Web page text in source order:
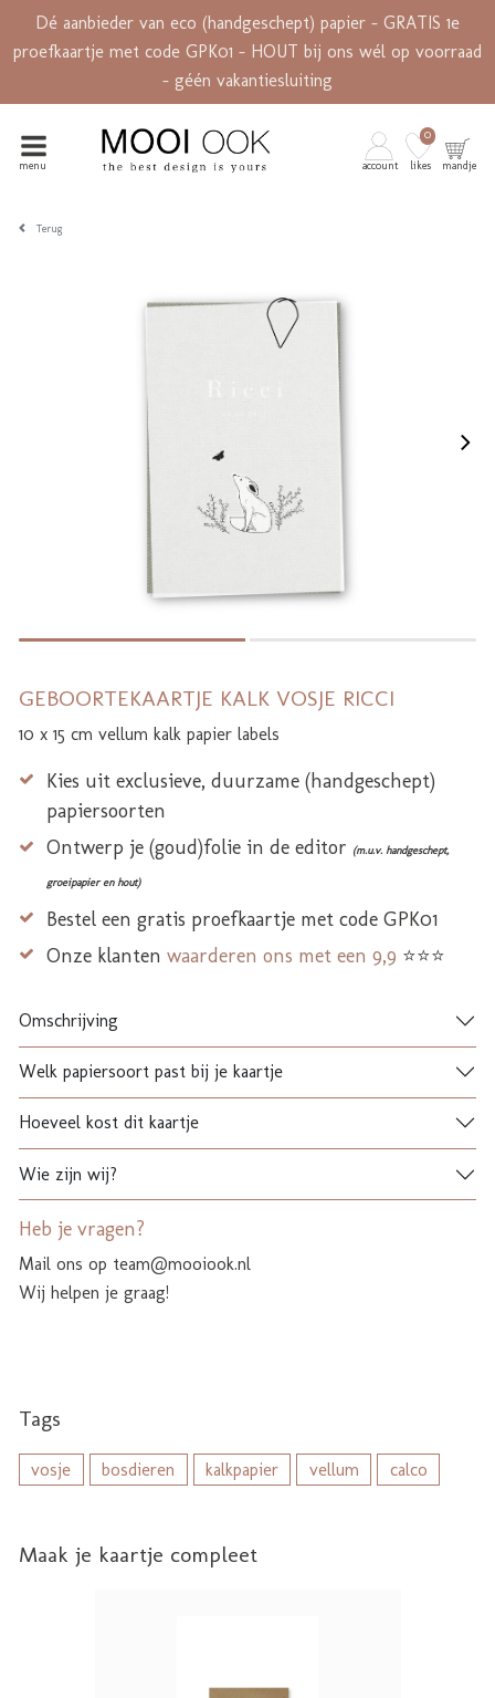
Dé aanbieder van eco (handgeschept) papier - GRATIS 1e
proefkaartje met code GPK01 - HOUT bij ons wél op voorraad
- géén vakantiesluiting
menu account likes
0
mandje
Terug
GEBOORTEKAARTJE KALK VOSJE RICCI
10 x 15 cm vellum kalk papier labels
Kies uit exclusieve, duurzame (handgeschept)
papiersoorten
Ontwerp je (goud)folie in de editor (m.u.v. handgeschept,
groeipapier en hout)
Bestel een gratis proefkaartje met code GPK01
Onze klanten waarderen ons met een 9,9 ⭐⭐⭐
Omschrijving
Welk papiersoort past bij je kaartje
Hoeveel kost dit kaartje
Wie zijn wij?
Heb je vragen?
Mail ons op team@mooiook.nl
Wij helpen je graag!
Tags
vosje bosdieren kalkpapier vellum calco
Maak je kaartje compleet